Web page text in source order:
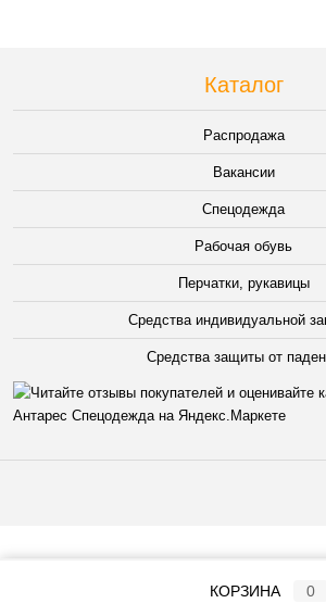
Каталог
Распродажа
Вакансии
Спецодежда
Рабочая обувь
Перчатки, рукавицы
Средства индивидуальной
Средства защиты от
КОРЗИНА 0